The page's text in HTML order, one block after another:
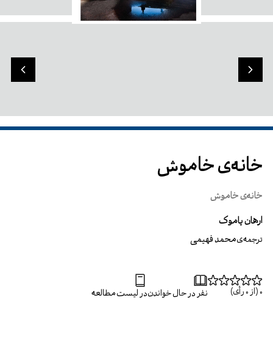
خانه‌ی خاموش
خانه‌ی خاموش
ارهان پاموک
ترجمه‌یمحمد فهیمی
0 (از 0 رأی) نفر در حال خواندندر لیست مطالعه